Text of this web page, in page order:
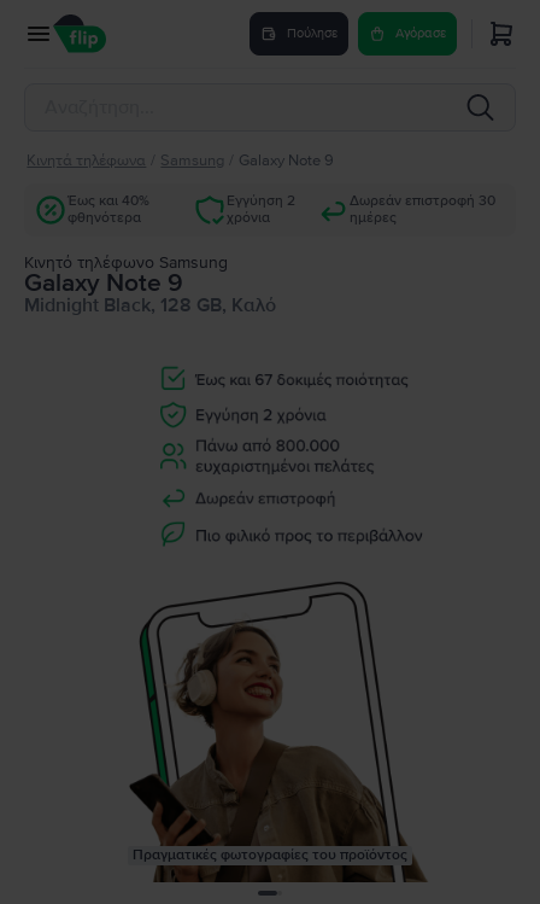
Πούλησε Αγόρασε
Κινητά τηλέφωνα Samsung Galaxy Note 9
Έως και 40%
φθηνότερα
Εγγύηση 2
χρόνια
Δωρεάν επιστροφή 30
ημέρες
Κινητό τηλέφωνο Samsung
Galaxy Note 9
Midnight Black, 128 GB, Καλό
Πραγματικές φωτογραφίες του προϊόντος